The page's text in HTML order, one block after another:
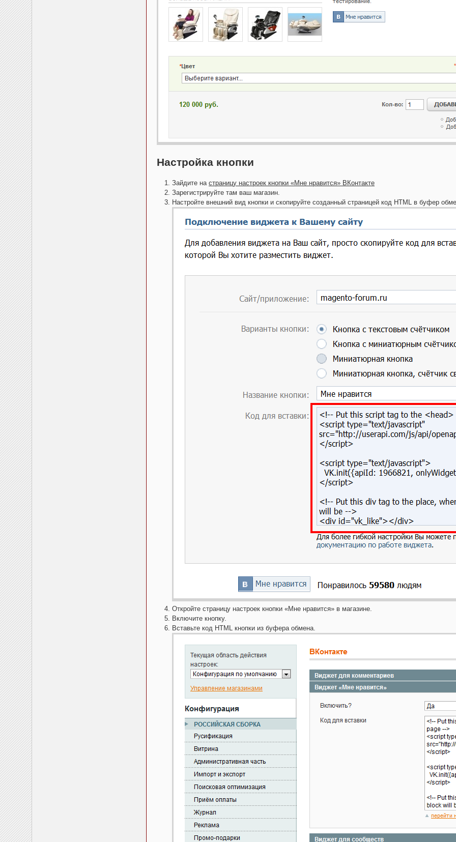
Настройка кнопки
Зайдите на страницу настроек кнопки «Мне нравится» ВКонтакте
Зарегистрируйте там ваш магазин.
Настройте внешний вид кнопки и скопируйте созданный страницей код HTML в буфер
Откройте страницу настроек кнопки «Мне нравится» в магазине.
Включите кнопку.
Вставьте код HTML кнопки из буфера обмена.